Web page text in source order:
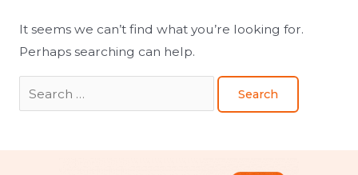
It seems we can’t find what you’re looking for.
Perhaps searching can help.